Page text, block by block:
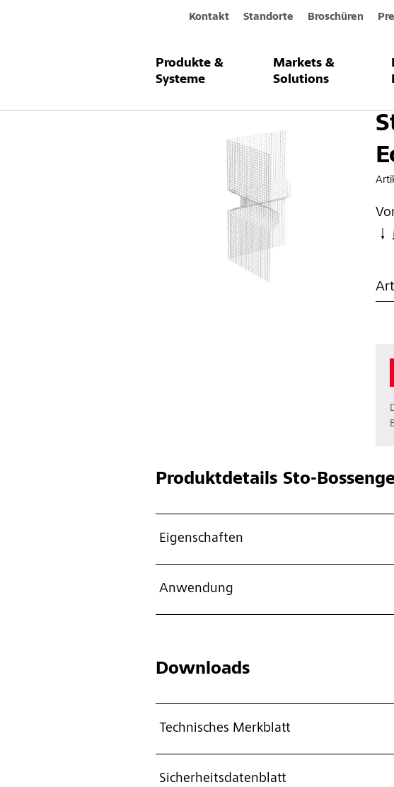
Kontakt Standorte Broschüren
Produkte &
Systeme
Markets &
Solutions
Produkte & Systeme Sto-Bossengewebe Eckstück
ProduktdetailsSto-
Eigenschaften
Anwendung
Downloads
Technisches Merkblatt
Sicherheitsdatenblatt